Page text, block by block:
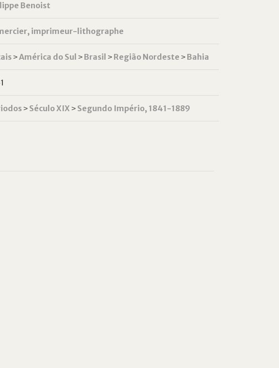
Benoist
imprimeur-lithographe
˃América do Sul ˃ Brasil ˃ Região Nordeste ˃ Bahia
˃ Século XIX ˃ Segundo Império, 1841-1889